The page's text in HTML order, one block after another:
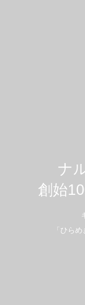
ナ
創始
「ひら